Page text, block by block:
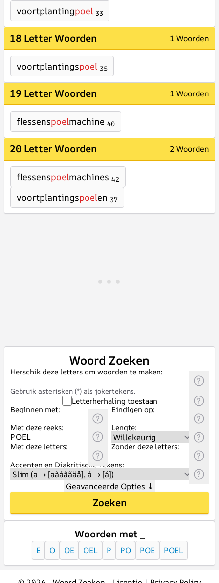
voortplantingpoel 33
18 Letter Woorden 1 Woorden
voortplantingspoel 35
19 Letter Woorden 1 Woorden
flessenspoelmachine 40
20 Letter Woorden 2 Woorden
flessenspoelmachines 42
voortplantingspoelen 37
Woord Zoeken
Herschik deze letters om woorden te maken:
Gebruik asterisken (*) als jokertekens.
Letterherhaling toestaan
Beginnen met:
Eindigen op:
Met deze reeks:
Lengte:
Met deze letters:
Zonder deze letters:
Accenten en Diakritische Tekens:
Geavanceerde Opties ↓
Zoeken
Woorden met _
E O OE OEL P PO POE POEL